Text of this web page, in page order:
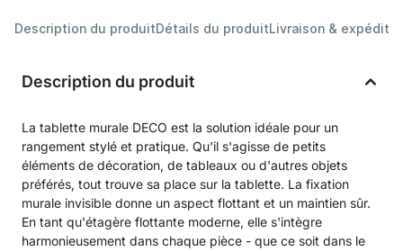
Description du produitDétails du produitLivraison &
Description du produit
La tablette murale DECO est la solution idéale pour un
rangement stylé et pratique. Qu'il s'agisse de petits
éléments de décoration, de tableaux ou d'autres objets
préférés, tout trouve sa place sur la tablette. La fixation
murale invisible donne un aspect flottant et un maintien sûr.
En tant qu'étagère flottante moderne, elle s'intègre
harmonieusement dans chaque pièce - que ce soit dans le